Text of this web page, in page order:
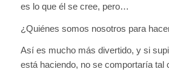
es lo que él se cree, pero…
¿Quiénes somos nosotros para
Así es mucho más divertido, y si
está haciendo, no se comportaría tal